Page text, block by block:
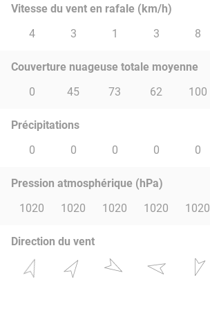
Vitesse du vent en rafale (km/h)
4
3 1 3 8
Couverture nuageuse totale moyenne
0
45 73 62 100
Précipitations
0
0 0 0 0
Pression atmosphérique (hPa)
1020
1020 1020 1020 1020
Direction du vent